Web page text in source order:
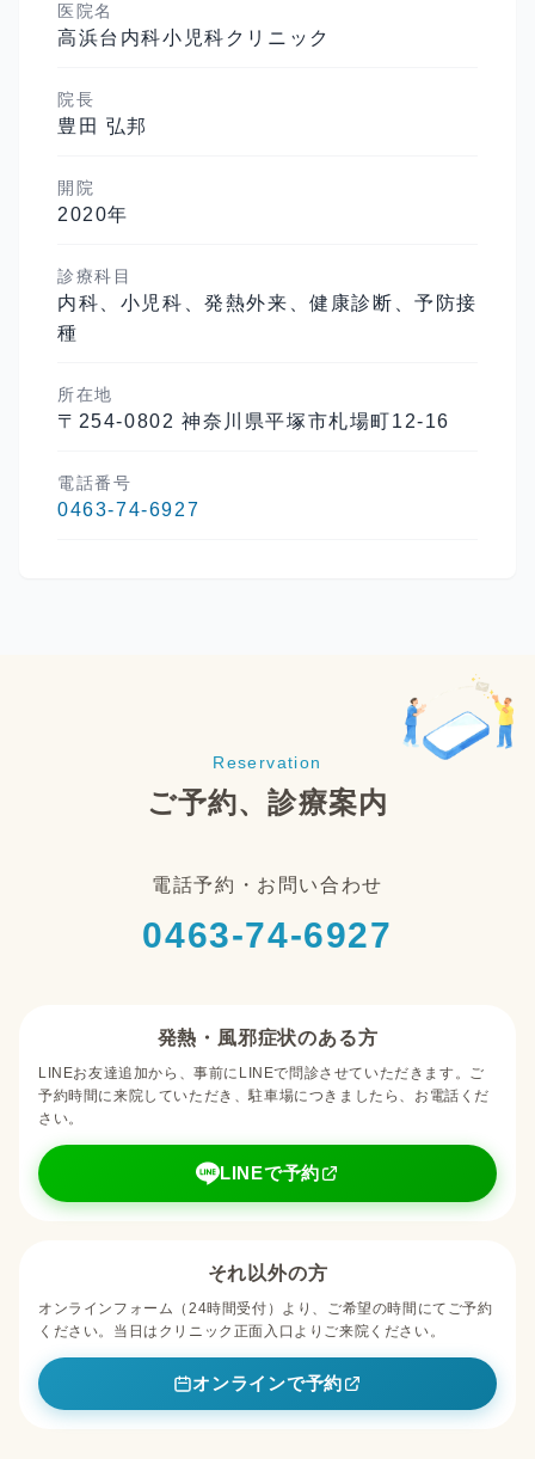
医院名
高浜台内科小児科クリニック
院長
豊田 弘邦
開院
2020年
診療科目
内科、小児科、発熱外来、健康診断、予防接
種
所在地
〒254-0802 神奈川県平塚市札場町12-16
電話番号
0463-74-6927
Reservation
ご予約、診療案内
電話予約・お問い合わせ
0463-74-6927
発熱・風邪症状のある方
LINEお友達追加から、事前にLINEで問診させていただきます。ご
予約時間に来院していただき、駐車場につきましたら、お電話くだ
さい。
LINEで予約
それ以外の方
オンラインフォーム（24時間受付）より、ご希望の時間にてご予約
ください。当日はクリニック正面入口よりご来院ください。
オンラインで予約